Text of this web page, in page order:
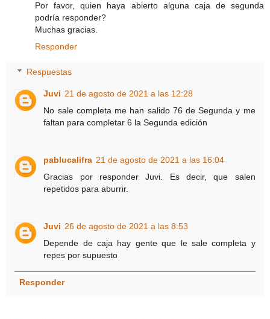
Por favor, quien haya abierto alguna caja de segunda
podría responder?
Muchas gracias.
Responder
Respuestas
Juvi 21 de agosto de 2021 a las 12:28
No sale completa me han salido 76 de Segunda y me
faltan para completar 6 la Segunda edición
pablucalifra 21 de agosto de 2021 a las 16:04
Gracias por responder Juvi. Es decir, que salen
repetidos para aburrir.
Juvi 26 de agosto de 2021 a las 8:53
Depende de caja hay gente que le sale completa y
repes por supuesto
Responder